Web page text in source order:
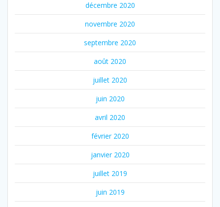
décembre 2020
novembre 2020
septembre 2020
août 2020
juillet 2020
juin 2020
avril 2020
février 2020
janvier 2020
juillet 2019
juin 2019